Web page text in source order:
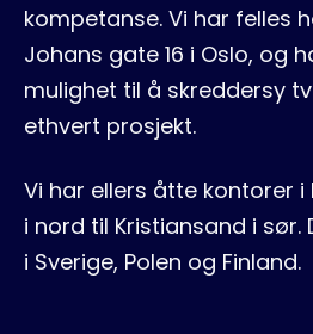
kompetanse. Vi har felles
Johans gate 16 i Oslo, og
mulighet til å skreddersy
ethvert prosjekt.
Vi har ellers åtte kontorer
i nord til Kristiansand i sør.
i Sverige, Polen og Finland.